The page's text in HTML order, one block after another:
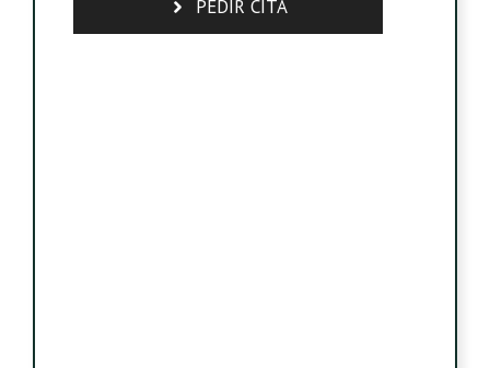
PEDIR CITA